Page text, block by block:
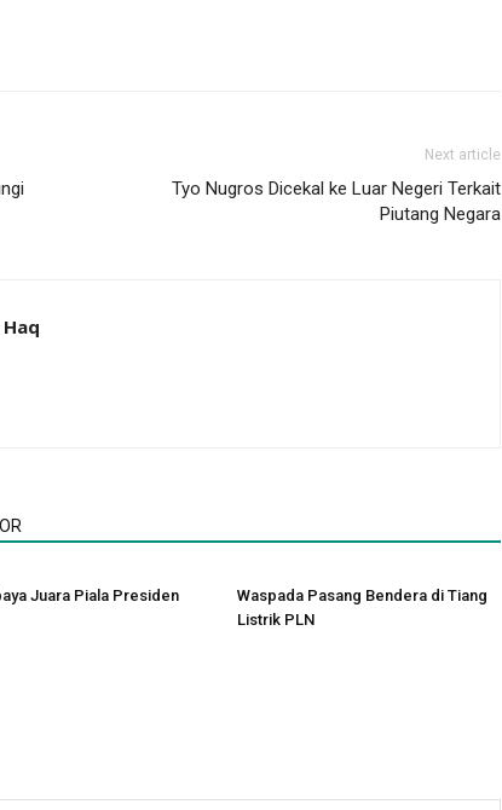
Next article
Tyo Nugros Dicekal ke Luar Negeri Terkait
Piutang Negara
Juara Piala Presiden
Waspada Pasang Bendera di Tiang
Listrik PLN